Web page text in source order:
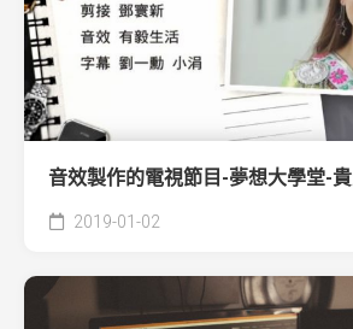
音效製作的電視節目-夢想大學堂-
2019-01-02